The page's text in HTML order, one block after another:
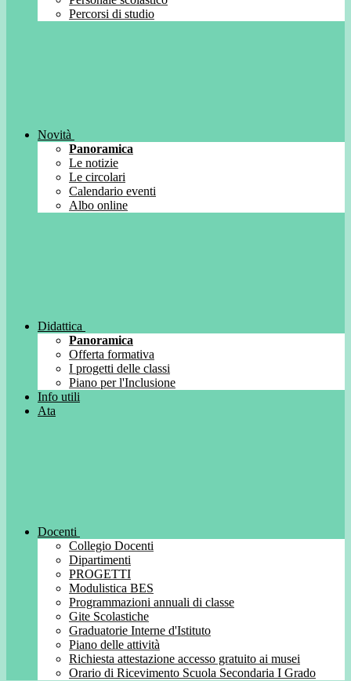
Percorsi di studio
Novità
Panoramica
Le notizie
Le circolari
Calendario eventi
Albo online
Didattica
Panoramica
Offerta formativa
I progetti delle classi
Piano per l'Inclusione
Info utili
Ata
Docenti
Collegio Docenti
Dipartimenti
PROGETTI
Modulistica BES
Programmazioni annuali di classe
Gite Scolastiche
Graduatorie Interne d'Istituto
Piano delle attività
Richiesta attestazione accesso gratuito ai musei
Orario di Ricevimento Scuola Secondaria I Grado